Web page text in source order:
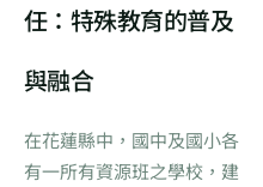
任：特殊教育的普及
與融合
在花蓮縣中，國中及國小各
有一所有資源班之學校，建